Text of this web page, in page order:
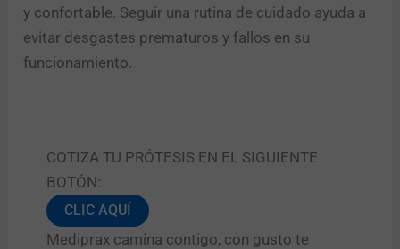
y confortable. Seguir una rutina de cuidado ayuda a
evitar desgastes prematuros y fallos en su
funcionamiento.
COTIZA TU PRÓTESIS EN EL SIGUIENTE
BOTÓN:
CLIC AQUÍ
Mediprax camina contigo, con gusto te